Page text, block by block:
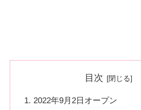
目次
2022年9月2日オープン